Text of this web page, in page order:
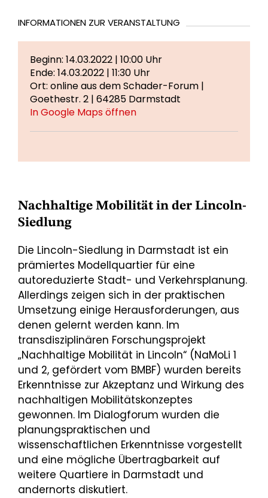
INFORMATIONEN ZUR VERANSTALTUNG
Beginn: 14.03.2022 | 10:00 Uhr
Ende: 14.03.2022 | 11:30 Uhr
Ort: online aus dem Schader-Forum |
Goethestr. 2 | 64285 Darmstadt
In Google Maps öffnen
Nachhaltige Mobilität in der Lincoln-
Siedlung
Die Lincoln-Siedlung in Darmstadt ist ein
prämiertes Modellquartier für eine
autoreduzierte Stadt- und Verkehrsplanung.
Allerdings zeigen sich in der praktischen
Umsetzung einige Herausforderungen, aus
denen gelernt werden kann. Im
transdisziplinären Forschungsprojekt
„Nachhaltige Mobilität in Lincoln“ (NaMoLi 1
und 2, gefördert vom BMBF) wurden bereits
Erkenntnisse zur Akzeptanz und Wirkung des
nachhaltigen Mobilitätskonzeptes
gewonnen. Im Dialogforum wurden die
planungspraktischen und
wissenschaftlichen Erkenntnisse vorgestellt
und eine mögliche Übertragbarkeit auf
weitere Quartiere in Darmstadt und
andernorts diskutiert.